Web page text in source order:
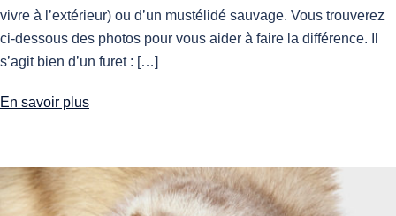
vivre à l’extérieur) ou d’un mustélidé sauvage. Vous trouverez
ci-dessous des photos pour vous aider à faire la différence. Il
s’agit bien d’un furet : […]
En savoir plus